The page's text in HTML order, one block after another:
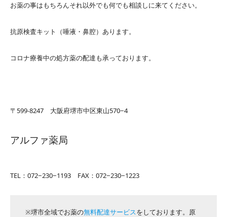
お薬の事はもちろんそれ以外でも何でも相談しに来てください。
抗原検査キット（唾液・鼻腔）あります。
コロナ療養中の処方薬の配達も承っております。
〒599-8247 大阪府堺市中区東山570−4
アルファ薬局
TEL：072−230−1193 FAX：072−230−1223
※堺市全域でお薬の無料配達サービスをしております。原